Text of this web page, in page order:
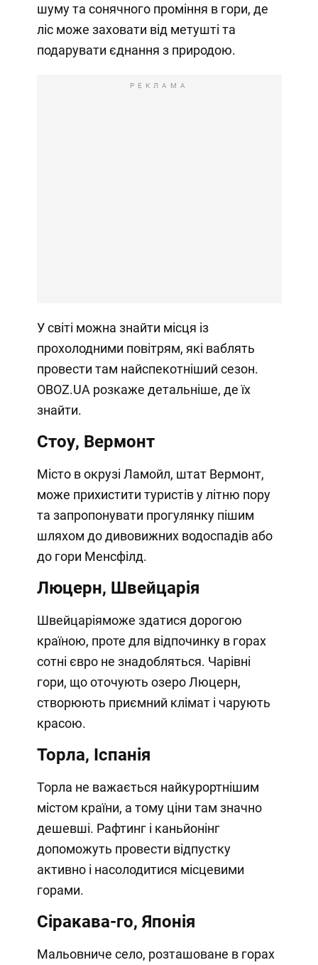
шуму та сонячного проміння в гори, де
ліс може заховати від метушті та
подарувати єднання з природою.
РЕКЛАМА
У світі можна знайти місця із
прохолодними повітрям, які ваблять
провести там найспекотніший сезон.
OBOZ.UA розкаже детальніше, де їх
знайти.
Стоу, Вермонт
Місто в окрузі Ламойл, штат Вермонт,
може прихистити туристів у літню пору
та запропонувати прогулянку пішим
шляхом до дивовижних водоспадів або
до гори Менсфілд.
Люцерн, Швейцарія
Швейцаріяможе здатися дорогою
країною, проте для відпочинку в горах
сотні євро не знадобляться. Чарівні
гори, що оточують озеро Люцерн,
створюють приємний клімат і чарують
красою.
Торла, Іспанія
Торла не важається найкурортнішим
містом країни, а тому ціни там значно
дешевші. Рафтинг і каньйонінг
допоможуть провести відпустку
активно і насолодитися місцевими
горами.
Сіракава-го, Японія
Мальовниче село, розташоване в горах